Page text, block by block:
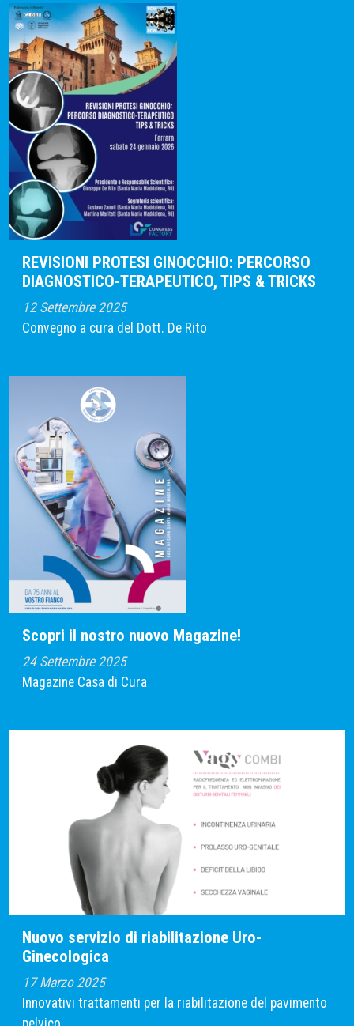
REVISIONI PROTESI GINOCCHIO: PERCORSO
DIAGNOSTICO-TERAPEUTICO, TIPS & TRICKS
12 Settembre 2025
Convegno a cura del Dott. De Rito
Scopri il nostro nuovo Magazine!
24 Settembre 2025
Magazine Casa di Cura
Nuovo servizio di riabilitazione Uro-
Ginecologica
17 Marzo 2025
Innovativi trattamenti per la riabilitazione del pavimento